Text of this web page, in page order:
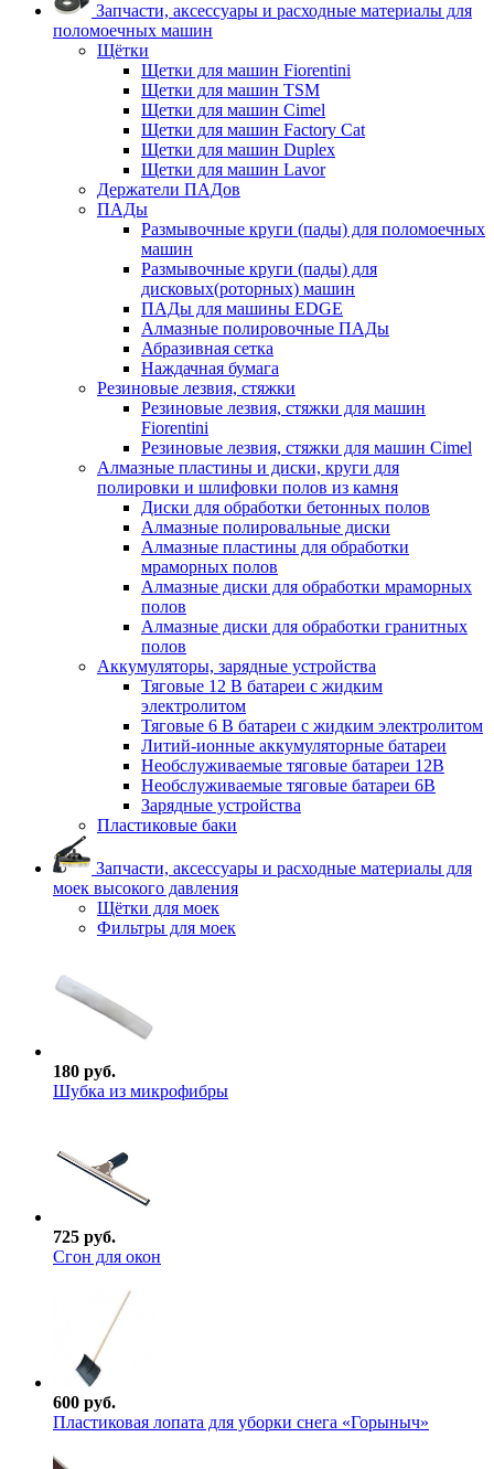
Запчасти, аксессуары и расходные материалы для
поломоечных машин
Щётки
Щетки для машин Fiorentini
Щетки для машин TSM
Щетки для машин Cimel
Щетки для машин Factory Cat
Щетки для машин Duplex
Щетки для машин Lavor
Держатели ПАДов
ПАДы
Размывочные круги (пады) для поломоечных
машин
Размывочные круги (пады) для
дисковых(роторных) машин
ПАДы для машины EDGE
Алмазные полировочные ПАДы
Абразивная сетка
Наждачная бумага
Резиновые лезвия, стяжки
Резиновые лезвия, стяжки для машин
Fiorentini
Резиновые лезвия, стяжки для машин Cimel
Алмазные пластины и диски, круги для
полировки и шлифовки полов из камня
Диски для обработки бетонных полов
Алмазные полировальные диски
Алмазные пластины для обработки
мраморных полов
Алмазные диски для обработки мраморных
полов
Алмазные диски для обработки гранитных
полов
Аккумуляторы, зарядные устройства
Тяговые 12 В батареи с жидким
электролитом
Тяговые 6 В батареи с жидким электролитом
Литий-ионные аккумуляторные батареи
Необслуживаемые тяговые батареи 12В
Необслуживаемые тяговые батареи 6В
Зарядные устройства
Пластиковые баки
Запчасти, аксессуары и расходные материалы для
моек высокого давления
Щётки для моек
Фильтры для моек
180 руб.
Шубка из микрофибры
725 руб.
Сгон для окон
600 руб.
Пластиковая лопата для уборки снега «Горыныч»